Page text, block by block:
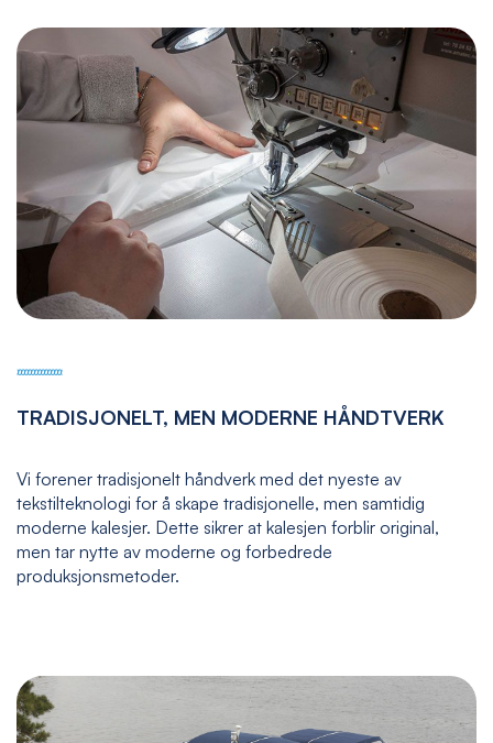
TRADISJONELT, MEN MODERNE HÅNDTVERK
Vi forener tradisjonelt håndverk med det nyeste av
tekstilteknologi for å skape tradisjonelle, men samtidig
moderne kalesjer. Dette sikrer at kalesjen forblir original,
men tar nytte av moderne og forbedrede
produksjonsmetoder.